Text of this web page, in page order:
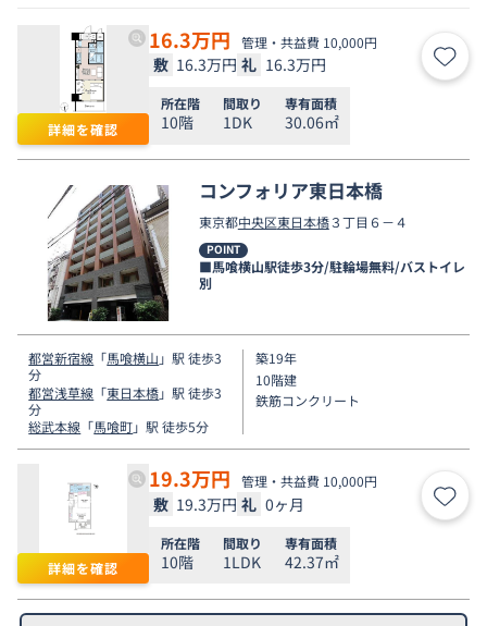
詳細を確認
16.3万円 管理・共益費 10,000円
敷 16.3万円 礼 16.3万円 お気
所在階
10階
間取り
1DK
専有面積
30.06㎡
コンフォリア東日本橋
東京都中央区東日本橋３丁目６－４
POINT
■馬喰横山駅徒歩3分/駐輪場無料/バストイレ
別
都営新宿線 「馬喰横山 」駅 徒歩3
分
都営浅草線 「東日本橋」駅 徒歩3
分
総武本線 「馬喰町」駅 徒歩5分
築19年
10階建
鉄筋コンクリート
詳細を確認
19.3万円 管理・共益費 10,000円
敷 19.3万円 礼 0ヶ月 お気
所在階
10階
間取り
1LDK
専有面積
42.37㎡